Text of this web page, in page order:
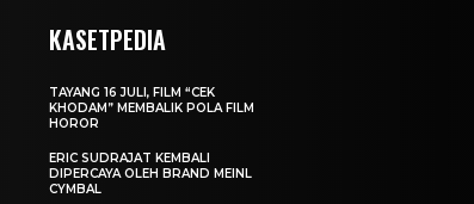
KASETPEDIA
TAYANG 16 JULI, FILM “CEK
KHODAM” MEMBALIK POLA FILM
HOROR
ERIC SUDRAJAT KEMBALI
DIPERCAYA OLEH BRAND MEINL
CYMBAL